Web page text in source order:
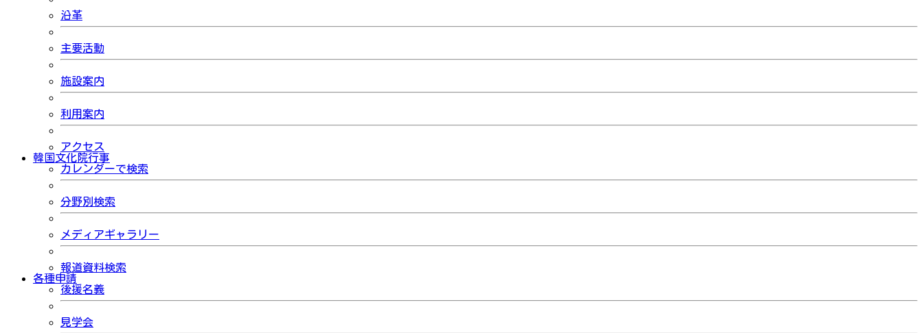
沿革
主要活動
施設案内
利用案内
アクセス
韓国文化院行事
カレンダーで検索
分野別検索
メディアギャラリー
報道資料検索
各種申請
後援名義
見学会